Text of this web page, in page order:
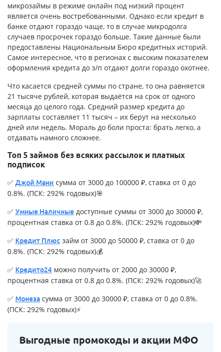
микрозаймы в режиме онлайн под низкий процент
является очень востребованными. Однако если кредит в
банке отдают гораздо чаще, то в случае микродолга
случаев просрочек гораздо больше. Такие данные были
предоставлены Национальным Бюро кредитных историй.
Самое интересное, что в регионах с высоким показателем
оформления кредита до з/п отдают долги гораздо охотнее.
Что касается средней суммы по стране, то она равняется
21 тысяче рублей, которая выдаётся на срок от одного
месяца до целого года. Средний размер кредита до
зарплаты составляет 11 тысяч – их берут на несколько
дней или недель. Мораль до боли проста: брать легко, а
отдавать намного сложнее.
Топ 5 займов без всяких рассылок и платных
подписок
✅ Джой Мани сумма от 3000 до 100000 ₽, ставка от 0 до
0.8%. (ПСК: 292% годовых)🎯
✅ Умные Наличные доступные суммы от 3000 до 30000 ₽,
процентная ставка от 0.8 до 0.8%. (ПСК: 292% годовых)💸
✅ Кредит Плюс займ от 3000 до 50000 ₽, ставка от 0 до
0.8%. (ПСК: 292% годовых)💰
✅ Кредито24 можно получить от 2000 до 30000 ₽,
процентная ставка от 0.8 до 0.8%. (ПСК: 292% годовых)🚀
✅ Монеза сумма от 3000 до 30000 ₽, ставка от 0 до 0.8%.
(ПСК: 292% годовых)⚡
Выгодные промокоды и акции МФО